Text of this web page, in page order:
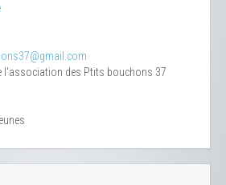
l'association des Ptits bouchons 37